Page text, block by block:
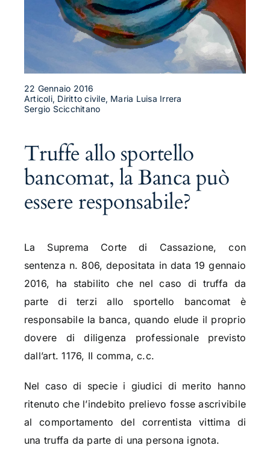
22 Gennaio 2016
Articoli, Diritto civile, Maria Luisa Irrera
Sergio Scicchitano
Truffe allo sportello
bancomat, la Banca può
essere responsabile?
La Suprema Corte di Cassazione, con
sentenza n. 806, depositata in data 19 gennaio
2016, ha stabilito che nel caso di truffa da
parte di terzi allo sportello bancomat è
responsabile la banca, quando elude il proprio
dovere di diligenza professionale previsto
dall’art. 1176, II comma, c.c.
Nel caso di specie i giudici di merito hanno
ritenuto che l’indebito prelievo fosse ascrivibile
al comportamento del correntista vittima di
una truffa da parte di una persona ignota.